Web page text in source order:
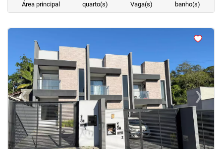
Área principal
quarto(s)
Vaga(s)
banho(s)
<
‹Previous ›Next